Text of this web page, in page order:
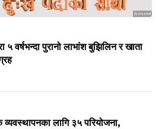
Sponsored
५ वर्षभन्दा पुरानो लाभांश बुझिलिन र खाता
लागि ३५ परियोजना,